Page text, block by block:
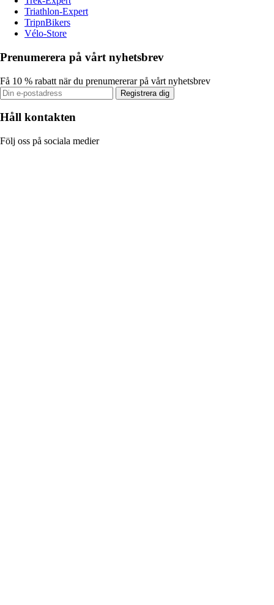
Triathlon-Expert
TripnBikers
Vélo-Store
Prenumerera på vårt nyhetsbrev
Få 10 % rabatt när du prenumererar på vårt nyhetsbrev
Registrera dig
Håll kontakten
Följ oss på sociala medier